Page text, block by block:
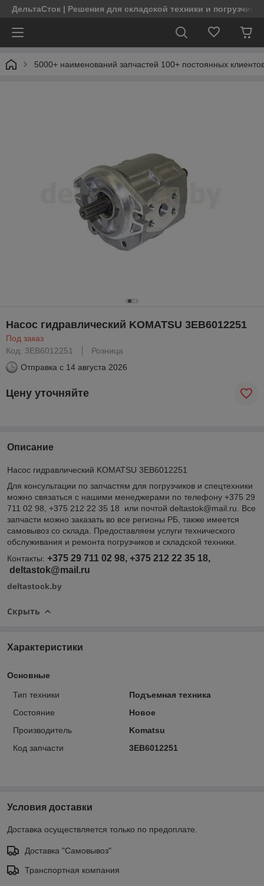
ДельтаСток | Решения для складской техники и
5000+ наименований запчастей 100+ постоянных
Насос гидравлический KOMATSU 3EB6012251
Под заказ
Код: 3EB6012251
Розница
Отправка с 14 августа 2026
Цену уточняйте
Описание
Насос гидравлический KOMATSU 3EB6012251
Для консультации по запчастям для погрузчиков и спецтехники
можно связаться с нашими менеджерами по телефону +375 29
711 02 98, +375 212 22 35 18 или почтой deltastok@mail.ru. Все
запчасти можно заказать во все регионы РБ, также имеется
самовывоз со склада. Предоставляем услуги технического
обслуживания и ремонта погрузчиков и складской техники.
Контакты: +375 29 711 02 98, +375 212 22 35 18,
deltastok@mail.ru
deltastock.by
Скрыть
Характеристики
Основные
Тип техники
Подъемная техника
Состояние
Новое
Производитель
Komatsu
Код запчасти
3EB6012251
Условия доставки
Доставка осуществляется только по предоплате.
Доставка "Самовывоз"
Транспортная компания